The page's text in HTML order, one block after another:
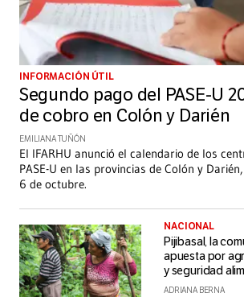
INFORMACIÓN ÚTIL
Segundo pago del PASE-U
de cobro en Colón y Darién
EMILIANA TUÑÓN
El IFARHU anunció el calendario de los
PASE-U en las provincias de Colón y
6 de octubre.
NACIONAL
Pijibasal, la
apuesta por
y seguridad
ADRIANA BERNA